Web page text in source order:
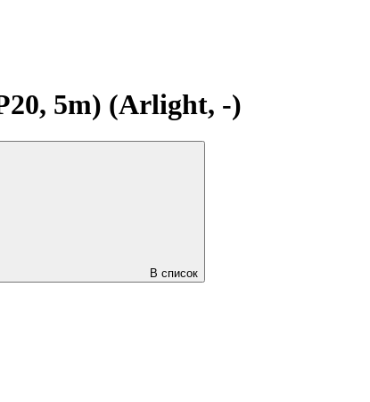
5m) (Arlight, -)
В список